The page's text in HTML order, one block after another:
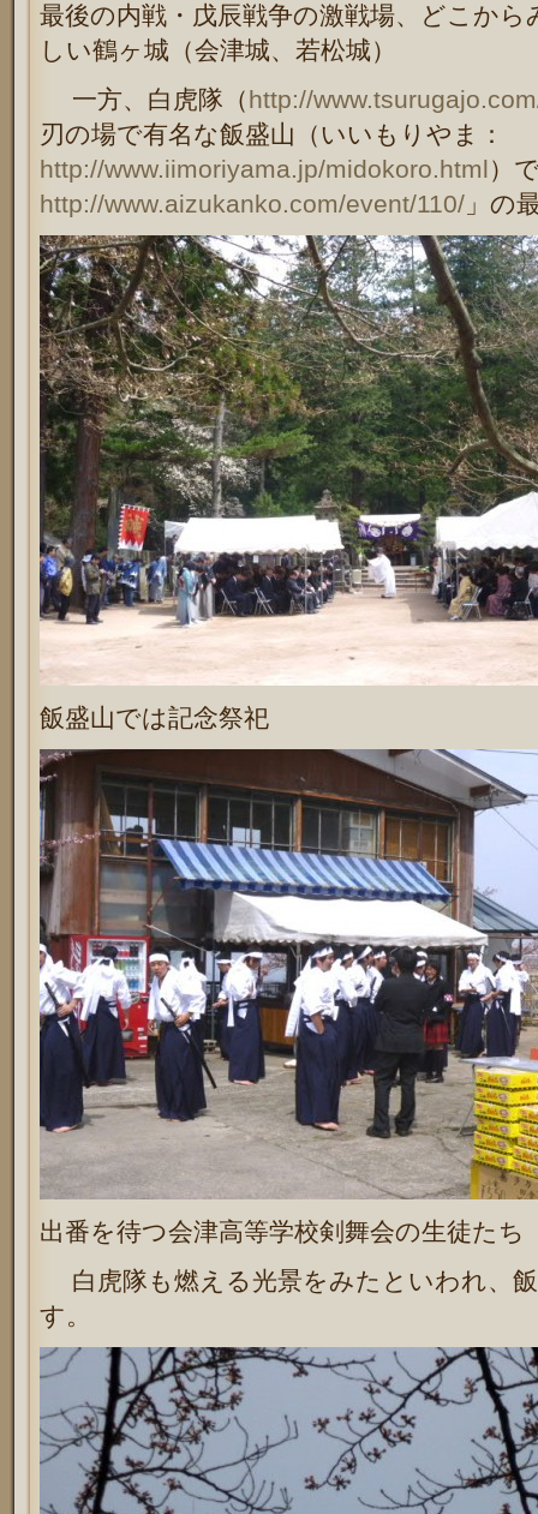
最後の内戦・戊辰戦争の激戦場、どこから
しい鶴ヶ城（会津城、若松城）
一方、白虎隊（http://
刃の場で有名な飯盛山（いいもりやま：
http://www.iimoriyama.jp/midokoro.html）
http://www.aizukanko.com/event/110/ 」の
飯盛山では記念祭祀
出番を待つ会津高等学校剣舞会の生徒たち
白虎隊も燃える光景をみたといわれ、
す。